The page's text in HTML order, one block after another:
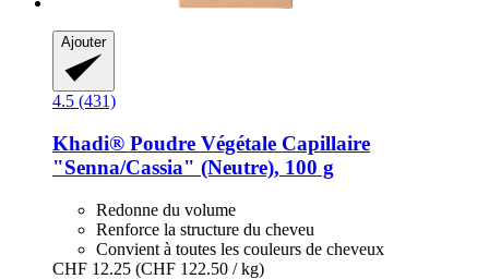
Ajouter
4.5 (431)
Khadi® Poudre Végétale Capillaire
"Senna/Cassia" (Neutre), 100 g
Redonne du volume
Renforce la structure du cheveu
Convient à toutes les couleurs de cheveux
CHF 12.25 (CHF 122.50 / kg)